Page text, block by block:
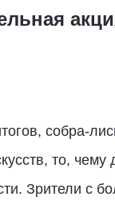
собра-
то, чему
Зрители с